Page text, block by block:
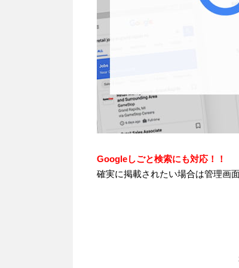
Googleしごと検索にも対応！！
確実に掲載されたい場合は管理画